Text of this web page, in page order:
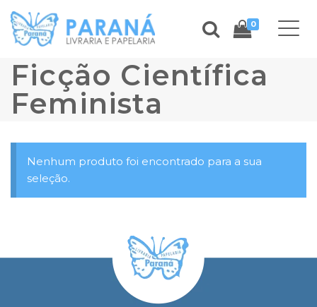
0
Ficção Científica
Feminista
Nenhum produto foi encontrado para a sua
seleção.